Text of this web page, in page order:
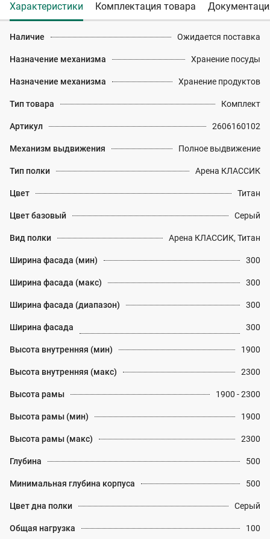
Характеристики Комплектация товара
Наличие Ожидается поставка
Назначение механизма Хранение посуды
Назначение механизма Хранение продуктов
Тип товара Комплект
Артикул 2606160102
Механизм выдвижения Полное выдвижение
Тип полки Арена КЛАССИК
Цвет Титан
Цвет базовый Серый
Вид полки Арена КЛАССИК, Титан
Ширина фасада (мин) 300
Ширина фасада (макс) 300
Ширина фасада (диапазон) 300
Ширина фасада 300
Высота внутренняя (мин) 1900
Высота внутренняя (макс) 2300
Высота рамы 1900 - 2300
Высота рамы (мин) 1900
Высота рамы (макс) 2300
Глубина 500
Минимальная глубина корпуса 500
Цвет дна полки Серый
Общая нагрузка 100